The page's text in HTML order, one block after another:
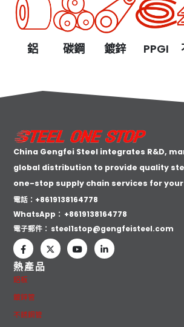
鋁 碳鋼 鍍鋅 PPGI
China Gengfei Steel integrates R&D,
global distribution to provide quality
one-stop supply chain services for
電話：+8619138164778
WhatsApp： +8619138164778
電子郵件： steel1stop@gengfeisteel.com
熱產品
鋁板
鍍鋅管
不銹鋼管